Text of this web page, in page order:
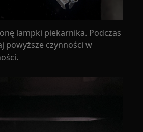
lampki piekarnika. Podczas
powyższe czynności w